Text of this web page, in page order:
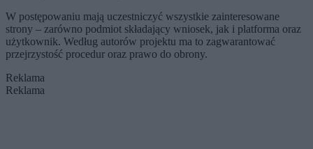
W postępowaniu mają uczestniczyć wszystkie zainteresowane
strony – zarówno podmiot składający wniosek, jak i platforma oraz
użytkownik. Według autorów projektu ma to zagwarantować
przejrzystość procedur oraz prawo do obrony.
Reklama
Reklama